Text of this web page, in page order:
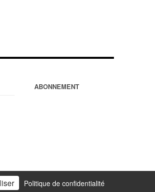
ABONNEMENT
Politique de confidentialité